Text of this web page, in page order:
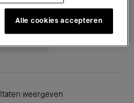
Kids’ Palace
weergeven
Alle cookies accepteren